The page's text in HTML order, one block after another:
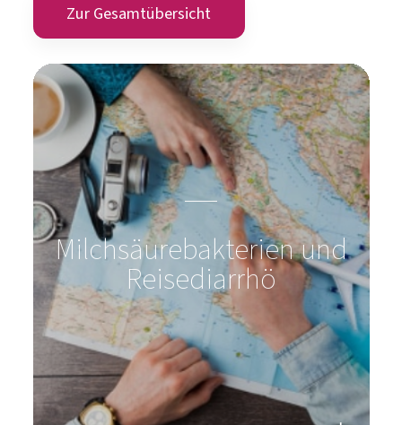
Zur Gesamtübersicht
Milchsäurebakterien und
Reisediarrhö